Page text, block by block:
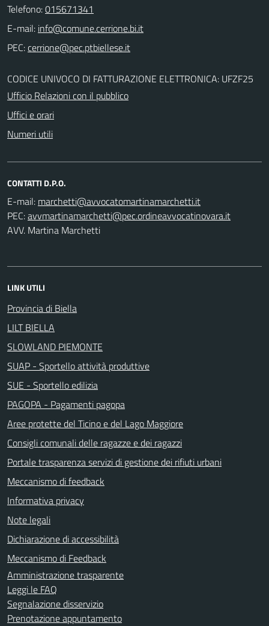
Telefono:015671341
E-mail:
PEC:
CODICE UNIVOCO DI FATTURAZIONE ELETTRONICA: UFZF25
Ufficio Relazioni con il pubblico
Uffici e orari
Numeri utili
CONTATTI D.P.O.
E-mail:
PEC:
AVV. Martina Marchetti
LINK UTILI
Provincia di Biella
LILT BIELLA
SLOWLAND PIEMONTE
SUAP - Sportello attività produttive
SUE - Sportello edilizia
PAGOPA - Pagamenti pagopa
Aree protette del Ticino e del Lago Maggiore
Consigli comunali delle ragazze e dei ragazzi
Portale trasparenza servizi di gestione dei rifiuti urbani
Meccanismo di feedback
Informativa privacy
Note legali
Dichiarazione di accessibilità
Meccanismo di Feedback
Amministrazione trasparente
Leggi le FAQ
Segnalazione disservizio
Prenotazione appuntamento